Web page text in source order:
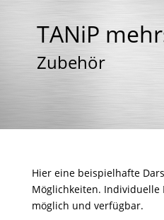
TANiP
Zubehör
Hier eine beispielhafte
Möglichkeiten.
möglich und verfügbar.